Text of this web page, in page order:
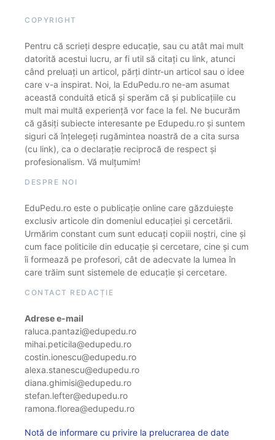
COPYRIGHT
Pentru că scrieți despre educație, sau cu atât mai mult
datorită acestui lucru, ar fi util să citați cu link, atunci
când preluați un articol, părți dintr-un articol sau o idee
care v-a inspirat. Noi, la EduPedu.ro ne-am asumat
această conduită etică și sperăm că și publicațiile cu
mult mai multă experiență vor face la fel. Ne bucurăm
că găsiți subiecte interesante pe Edupedu.ro și suntem
siguri că înțelegeți rugămintea noastră de a cita sursa
(cu link), ca o declarație reciprocă de respect și
profesionalism. Vă mulțumim!
DESPRE NOI
EduPedu.ro este o publicație online care găzduiește
exclusiv articole din domeniul educației și cercetării.
Urmărim constant cum sunt educați copiii noștri, cine și
cum face politicile din educație și cercetare, cine și cum
îi formează pe profesori, cât de adecvate la lumea în
care trăim sunt sistemele de educație și cercetare.
CONTACT REDACȚIE
Adrese e-mail
raluca.pantazi@edupedu.ro
mihai.peticila@edupedu.ro
costin.ionescu@edupedu.ro
alexa.stanescu@edupedu.ro
diana.ghimisi@edupedu.ro
stefan.lefter@edupedu.ro
ramona.florea@edupedu.ro
Notă de informare cu privire la prelucrarea de date